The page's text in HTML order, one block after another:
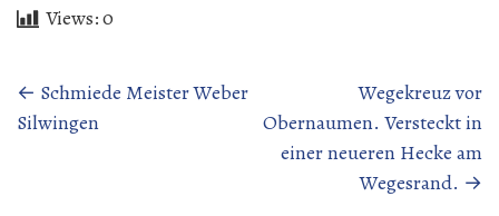
Views:0
Beitragsnavigation
← Schmiede Meister Weber
Silwingen
Wegekreuz vor
Obernaumen. Versteckt in
einer neueren Hecke am
Wegesrand. →